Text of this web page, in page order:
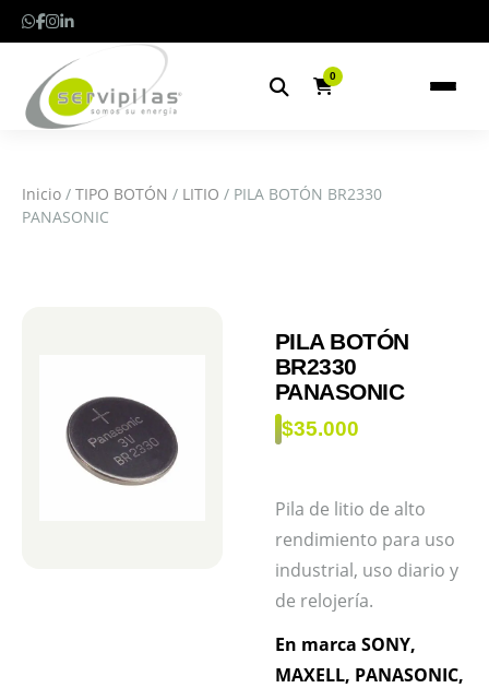
0
Inicio / TIPO BOTÓN / LITIO / PILA BOTÓN BR2330
PANASONIC
PILA BOTÓN
BR2330
PANASONIC
$35.000
Pila de litio de alto
rendimiento para uso
industrial, uso diario y
de relojería.
En marca SONY,
MAXELL, PANASONIC,